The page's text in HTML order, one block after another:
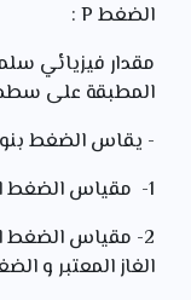
الضغط P :
مقدار فيزيائي
المطبقة على
- يقاس الضغط
1- مقياس الضغط المطلق : يقيس المطلقة للضغط
2- مقياس
الغاز المعتبر و